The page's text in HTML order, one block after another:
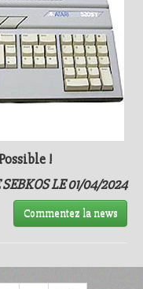
!
LE 01/04/2024
Commentez la news